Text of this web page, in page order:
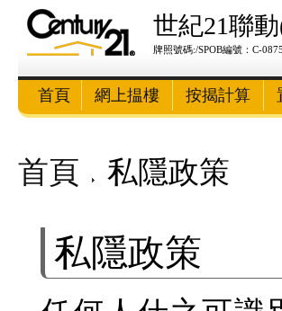
世紀21聯
牌照號碼:/SPOB編號：C-
首頁 網上揾樓 按揭計算
首頁 私隱政策
私隱政策